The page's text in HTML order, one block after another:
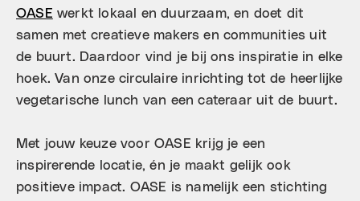
OASE werkt lokaal en duurzaam, en doet dit
samen met creatieve makers en communities uit
de buurt. Daardoor vind je bij ons inspiratie in elke
hoek. Van onze circulaire inrichting tot de heerlijke
vegetarische lunch van een cateraar uit de buurt.
Met jouw keuze voor OASE krijg je een
inspirerende locatie, én je maakt gelijk ook
positieve impact. OASE is namelijk een stichting